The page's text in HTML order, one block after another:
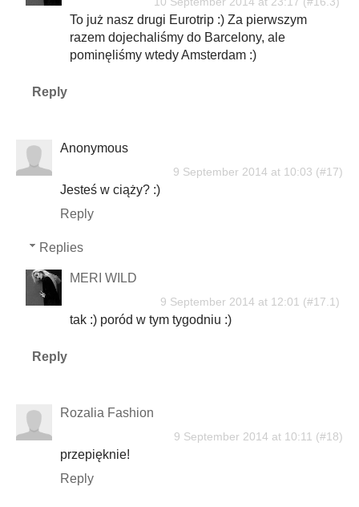
To już nasz drugi Eurotrip :) Za pierwszym
razem dojechaliśmy do Barcelony, ale
pominęliśmy wtedy Amsterdam :)
Reply
Anonymous
9 September 2014 at 10:03
Jesteś w ciąży? :)
Reply
Replies
MERI WILD
9 September 2014 at 12:01
tak :) poród w tym tygodniu :)
Reply
Rozalia Fashion
9 September 2014 at 10:11
przepięknie!
Reply